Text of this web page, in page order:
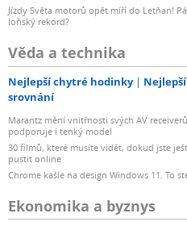
Jízdy Světa motorů opět míří do Letňan!
loňský rekord?
Věda a technika
Nejlepší chytré hodinky
srovnání
Marantz mění vnitřnosti svých AV
podporuje i tenký model
30 filmů, které musíte vidět, dokud jste
pustit online
Chrome kašle na design Windows 11. To
Ekonomika a byznys